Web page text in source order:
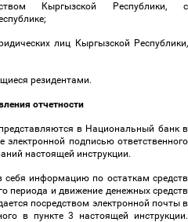
Кыргызской Республики, с
лиц Кыргызской Республики,
резидентами.
отчетности
в Национальный банк в
подписью ответственного
настоящей инструкции.
информацию по остаткам средств
периода и движение денежных средств
посредством электронной почты в
в пункте 3 настоящей инструкции.